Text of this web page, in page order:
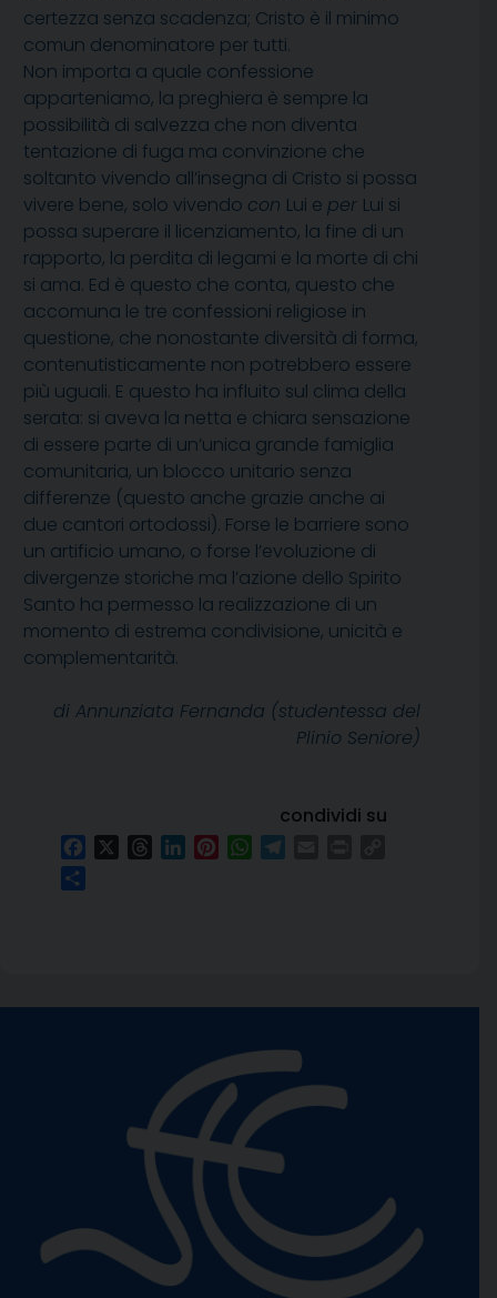
certezza senza scadenza; Cristo è il minimo
comun denominatore per tutti.
Non importa a quale confessione
apparteniamo, la preghiera è sempre la
possibilità di salvezza che non diventa
tentazione di fuga ma convinzione che
soltanto vivendo all’insegna di Cristo si possa
vivere bene, solo vivendo con Lui e per Lui si
possa superare il licenziamento, la fine di un
rapporto, la perdita di legami e la morte di chi
si ama. Ed è questo che conta, questo che
accomuna le tre confessioni religiose in
questione, che nonostante diversità di forma,
contenutisticamente non potrebbero essere
più uguali. E questo ha influito sul clima della
serata: si aveva la netta e chiara sensazione
di essere parte di un’unica grande famiglia
comunitaria, un blocco unitario senza
differenze (questo anche grazie anche ai
due cantori ortodossi). Forse le barriere sono
un artificio umano, o forse l’evoluzione di
divergenze storiche ma l’azione dello Spirito
Santo ha permesso la realizzazione di un
momento di estrema condivisione, unicità e
complementarità.
di Annunziata Fernanda (studentessa del
Plinio Seniore)
condividi su
FacebookThreadsLinkedInPinterestWhatsApp